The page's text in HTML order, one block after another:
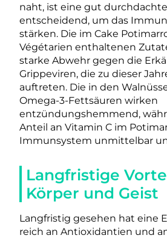
naht, ist eine gut
entscheidend, um das
stärken. Die im Cake
Végétarien enthaltenen
starke Abwehr gegen die
Grippeviren, die zu dieser
auftreten. Die in den
Omega-3-Fettsäuren wirken
entzündungshemmend,
Anteil an Vitamin C im
Immunsystem unmittelbar
Langfristige
Körper und Geist
Langfristig gesehen hat eine
reich an Antioxidantien und